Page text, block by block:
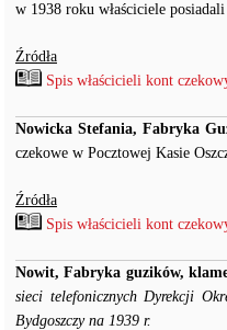
w 1938 roku właściciele
Źródła
Spis właścicieli kont
Nowicka Stefania, Fabryka
czekowe w Pocztowej Kasie
Źródła
Spis właścicieli kont
Nowit, Fabryka guzików,
sieci telefonicznych Dyrekcji
Bydgoszczy na 1939 r.